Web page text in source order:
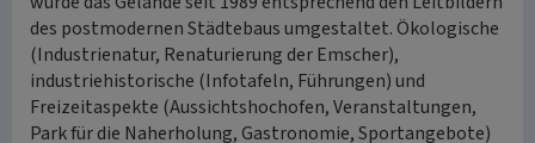
des postmodernen Städtebaus umgestaltet. Ökologische
(Industrienatur, Renaturierung der Emscher),
industriehistorische (Infotafeln, Führungen) und
Freizeitaspekte (Aussichtshochofen, Veranstaltungen,
Park für die Naherholung, Gastronomie, Sportangebote)